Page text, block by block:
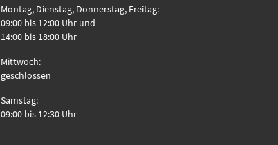
Montag, Dienstag, Donnerstag, Freitag:
09:00 bis 12:00 Uhr und
14:00 bis 18:00 Uhr
Mittwoch:
geschlossen
Samstag:
09:00 bis 12:30 Uhr